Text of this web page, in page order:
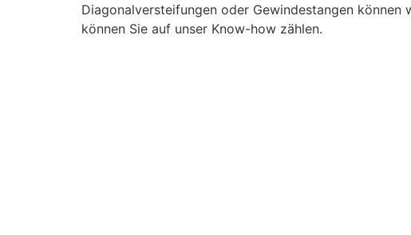
Diagonalversteifungen oder Gewindestangen
können Sie auf unser Know-how zählen.